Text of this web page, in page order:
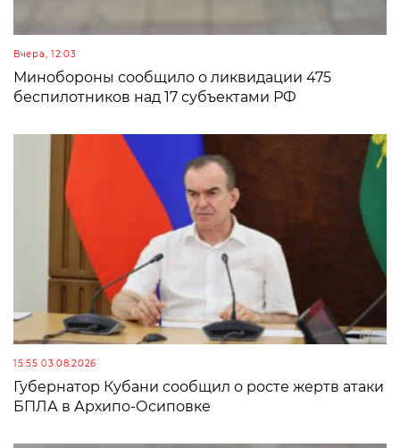
Вчера, 12:03
Минобороны сообщило о ликвидации 475
беспилотников над 17 субъектами РФ
15:55 03.08.2026
Губернатор Кубани сообщил о росте жертв атаки
БПЛА в Архипо-Осиповке